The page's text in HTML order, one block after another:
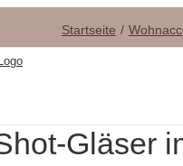
Startseite
Gläser